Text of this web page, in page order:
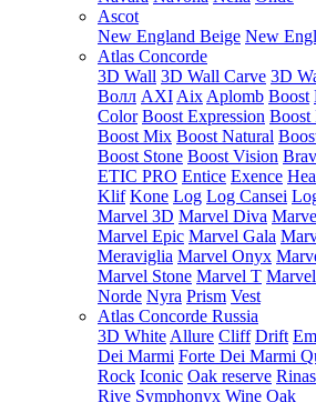
Ascot
New England Beige New
Atlas Concorde
3D Wall 3D Wall Carve 3D
Волл AXI Aix Aplomb Boost
Color Boost Expression Boost
Boost Mix Boost Natural
Boost Stone Boost Vision
ETIC PRO Entice Exence
Klif Kone Log Log Cansei
Marvel 3D Marvel Diva
Marvel Epic Marvel Gala
Meraviglia Marvel Onyx
Marvel Stone Marvel T
Norde Nyra Prism Vest
Atlas Concorde Russia
3D White Allure Cliff Drift
Dei Marmi Forte Dei Marmi
Rock Iconic Oak reserve
Rive Symphonyx Wine Oak